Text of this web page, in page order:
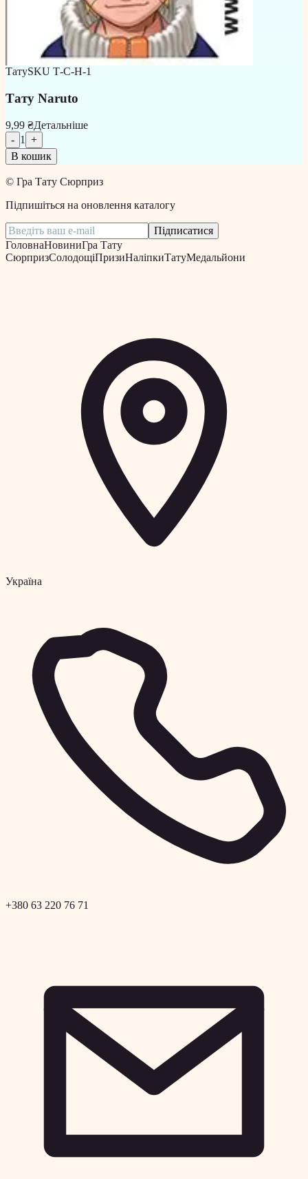
ТатуSKU Т-С-Н-1
Тату Naruto
9,99 ₴Детальніше
- 1
+
В кошик
© Гра Тату Сюрприз
Підпишіться на оновлення каталогу
Підписатися
ГоловнаНовиниГра Тату
СюрпризСолодощіПризиНаліпкиТатуМедальйони
Україна
+380 63 220 76 71